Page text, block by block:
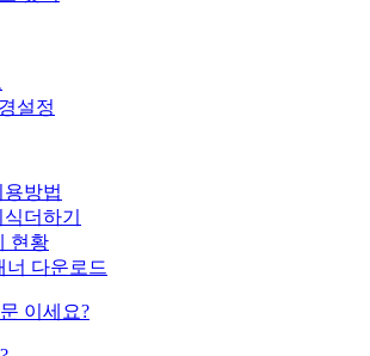
설정
용방법
더하기
현황
너 다운로드
이세요?